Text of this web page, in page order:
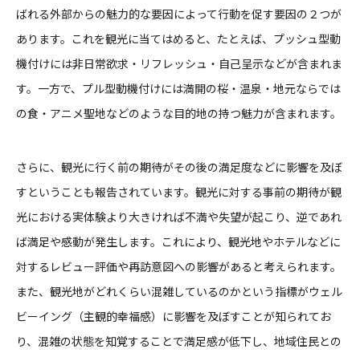
ばれる外部からの魅力的な要因によって行動を促す要因の２つが
あります。これを観光に当てはめると、たとえば、プッシュ型動
機付けには非日常欲求・リフレッシュ・自己呈示などが含まれま
す。一方で、プル型動機付けには満開の桜・温泉・地元ならでは
の食・アニメ聖地などのような目的地の持つ魅力が含まれます。
さらに、観光に行く前の期待がその後の満足度などに影響を及ぼ
すということも報告されています。観光に対する事前の期待が観
光における実体験より大きければ不満や失望が起こり、逆であれ
ば満足や感動が発生します。これにより、観光地やホテルなどに
対するレビュー評価や再訪意図への影響があると考えられます。
また、観光地がどれくらい混雑しているのかという指標がウェル
ビーイング（主観的幸福感）に影響を及ぼすことが知られてお
り、混雑の状態を知覚することで満足感が低下し、地域住民との